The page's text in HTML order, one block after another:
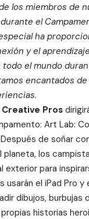
los miembros de
el
ha
y el
todo el mundo
encantados
Pros
Art Lab:
Después de soñar
los
exterior para
el iPad Pro y
dibujos, burbujas
historias